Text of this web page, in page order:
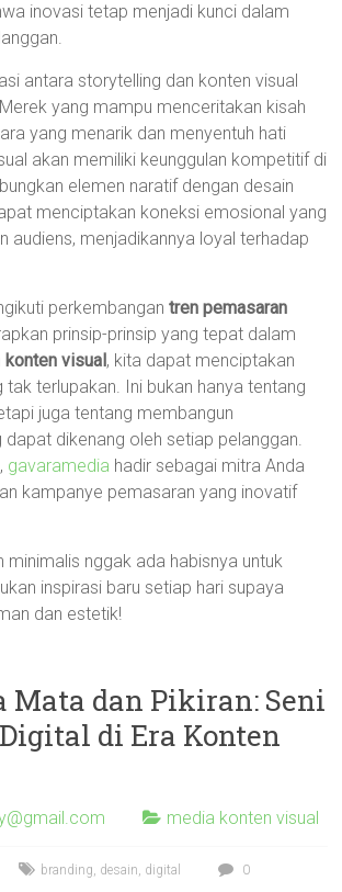
inovasi tetap menjadi kunci dalam
antara storytelling dan konten visual
yang mampu menceritakan kisah
yang menarik dan menyentuh hati
akan memiliki keunggulan kompetitif di
elemen naratif dengan desain
menciptakan koneksi emosional yang
audiens, menjadikannya loyal terhadap
perkembangantren pemasaran
prinsip-prinsip yang tepat dalam
konten visual, kita dapat menciptakan
tak terlupakan. Ini bukan hanya tentang
juga tentang membangun
dapat dikenang oleh setiap pelanggan.
gavaramedia hadir sebagai mitra Anda
kampanye pemasaran yang inovatif
minimalis nggak ada habisnya untuk
inspirasi baru setiap hari supaya
dan estetik!
Mata dan Pikiran: Seni
di Era Konten
media konten visual
branding, desain, digital
0